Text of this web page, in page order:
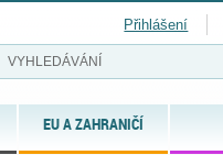
EU A ZAHRANIČÍ
Přihlášení